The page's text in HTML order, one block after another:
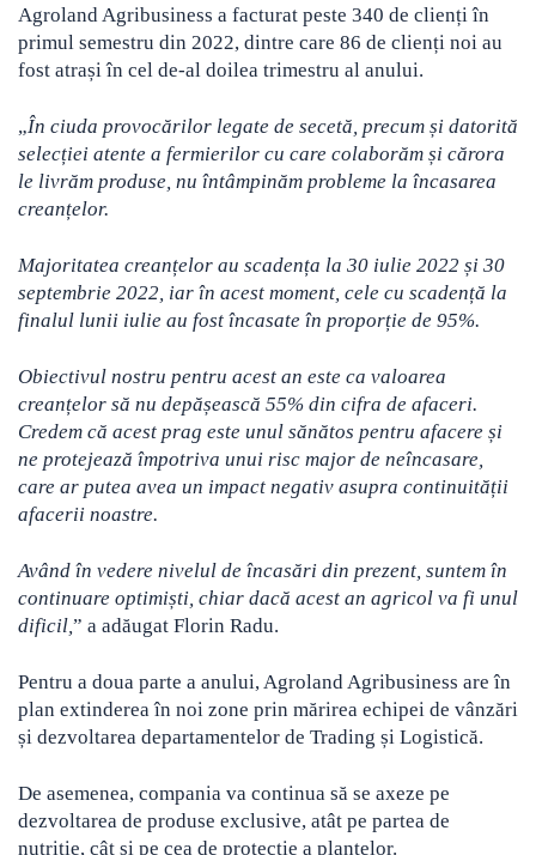
Agroland Agribusiness a facturat peste 340 de clienți în
primul semestru din 2022, dintre care 86 de clienți noi au
fost atrași în cel de-al doilea trimestru al anului.
„În ciuda provocărilor legate de secetă, precum și datorită
selecției atente a fermierilor cu care colaborăm și cărora
le livrăm produse, nu întâmpinăm probleme la încasarea
creanțelor.
Majoritatea creanțelor au scadența la 30 iulie 2022 și 30
septembrie 2022, iar în acest moment, cele cu scadență la
finalul lunii iulie au fost încasate în proporție de 95%.
Obiectivul nostru pentru acest an este ca valoarea
creanțelor să nu depășească 55% din cifra de afaceri.
Credem că acest prag este unul sănătos pentru afacere și
ne protejează împotriva unui risc major de neîncasare,
care ar putea avea un impact negativ asupra continuității
afacerii noastre.
Având în vedere nivelul de încasări din prezent, suntem în
continuare optimiști, chiar dacă acest an agricol va fi unul
dificil,” a adăugat Florin Radu.
Pentru a doua parte a anului, Agroland Agribusiness are în
plan extinderea în noi zone prin mărirea echipei de vânzări
și dezvoltarea departamentelor de Trading și Logistică.
De asemenea, compania va continua să se axeze pe
dezvoltarea de produse exclusive, atât pe partea de
nutriție, cât și pe cea de protecție a plantelor.